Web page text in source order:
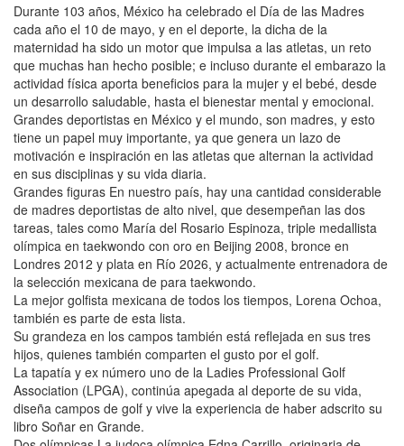
Durante 103 años, México ha celebrado el Día de las Madres
cada año el 10 de mayo, y en el deporte, la dicha de la
maternidad ha sido un motor que impulsa a las atletas, un reto
que muchas han hecho posible; e incluso durante el embarazo la
actividad física aporta beneficios para la mujer y el bebé, desde
un desarrollo saludable, hasta el bienestar mental y emocional.
Grandes deportistas en México y el mundo, son madres, y esto
tiene un papel muy importante, ya que genera un lazo de
motivación e inspiración en las atletas que alternan la actividad
en sus disciplinas y su vida diaria.
Grandes figuras En nuestro país, hay una cantidad considerable
de madres deportistas de alto nivel, que desempeñan las dos
tareas, tales como María del Rosario Espinoza, triple medallista
olímpica en taekwondo con oro en Beijing 2008, bronce en
Londres 2012 y plata en Río 2026, y actualmente entrenadora de
la selección mexicana de para taekwondo.
La mejor golfista mexicana de todos los tiempos, Lorena Ochoa,
también es parte de esta lista.
Su grandeza en los campos también está reflejada en sus tres
hijos, quienes también comparten el gusto por el golf.
La tapatía y ex número uno de la Ladies Professional Golf
Association (LPGA), continúa apegada al deporte de su vida,
diseña campos de golf y vive la experiencia de haber adscrito su
libro Soñar en Grande.